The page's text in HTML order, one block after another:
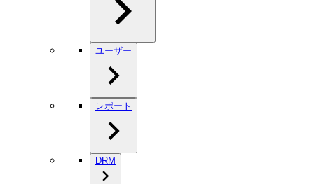
ユーザー
レポート
DRM